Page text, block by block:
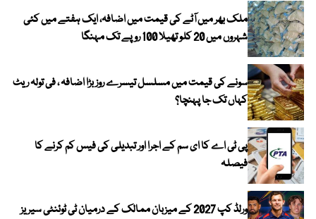
ملک بھر میں آٹے کی قیمت میں اضافہ، ایک ہفتے میں کئی
شہروں میں 20 کلو تھیلا 100 روپے تک مہنگا
سونے کی قیمت میں مسلسل تیسرے روز بڑا اضافہ ، فی تولہ ریٹ
کہاں تک جا پہنچا؟
پی ٹی اے کا ای سم کے اجرا اور تبدیلی کی فیس کم کرنے کا
فیصلہ
ورلڈ کپ 2027 کے میزبان ممالک کے درمیان ٹی ٹوئنٹی سیریز